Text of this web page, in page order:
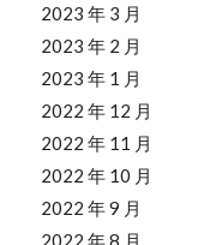
2023 年 3 月
2023 年 2 月
2023 年 1 月
2022 年 12 月
2022 年 11 月
2022 年 10 月
2022 年 9 月
2022 年 8 月